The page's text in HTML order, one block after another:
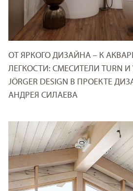
ОТ ЯРКОГО ДИЗАЙНА – К
ЛЕГКОСТИ: СМЕСИТЕЛИ TURN И
JÖRGER DESIGN В ПРОЕКТЕ
АНДРЕЯ СИЛАЕВА